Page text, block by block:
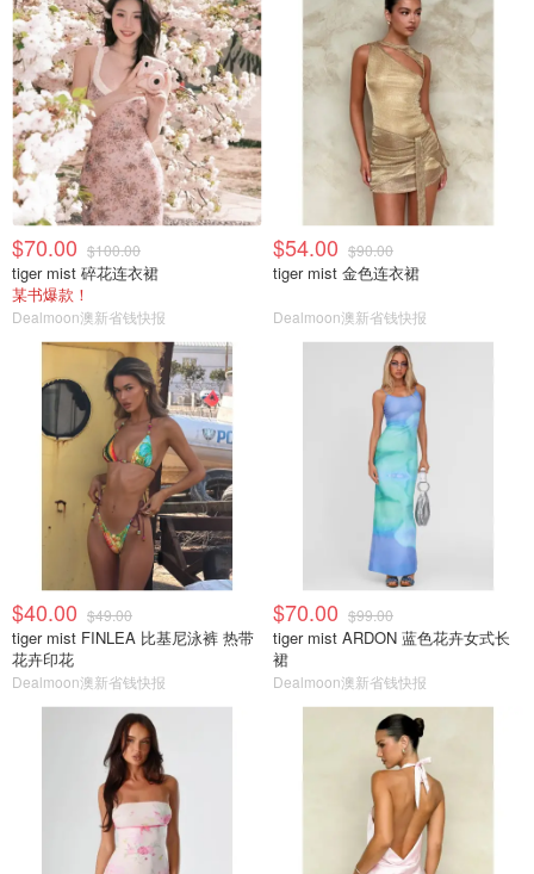
$70.00 $100.00
tiger mist 碎花连衣裙
某书爆款！
Dealmoon澳新省钱快报
$54.00 $90.00
tiger mist 金色连衣裙
Dealmoon澳新省钱快报
$40.00 $49.00
tiger mist FINLEA 比基尼泳裤 热带
花卉印花
Dealmoon澳新省钱快报
$70.00 $99.00
tiger mist ARDON 蓝色花卉女式长
裙
Dealmoon澳新省钱快报